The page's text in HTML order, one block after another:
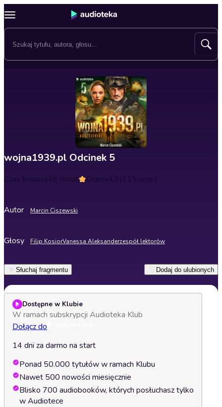
wojna1939.pl Odcinek 5
Czas trwania48 minut Ocena4.9(115 ocen)
Autor Marcin Ciszewski
Głosy Filip KosiorVanessa Aleksanderzespół lektorów
Słuchaj fragmentu Dodaj do ulubionych
Dostępne w Klubie
W ramach subskrypcji Audioteka Klub
Dołącz do
14 dni za darmo na start
Ponad 50.000 tytułów w ramach Klubu
Nawet 500 nowości miesięcznie
Blisko 700 audiobooków, których posłuchasz tylko
w Audiotece